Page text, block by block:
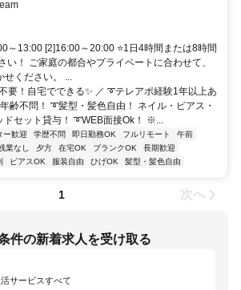
～13:00 [2]16:00～20:00 ⭐1日4時間または8時間
い！ ご家庭の都合やプライベートに合わせて、
せください。 ...
要！自宅でできる✨ ／ ➰テレアポ経験1年以上あ
齢不問！ ➰髪型・髪色自由！ ネイル・ピアス・
ドセット貸与！ ➰WEB面接Ok！ ※...
ー歓迎 学歴不問 即日勤務OK フルリモート
午前
業なし 夕方 在宅OK ブランクOK
長期歓迎
ピアスOK 服装自由 ひげOK 髪型・髪色自由
1 次へ
件の新着求人を受け取る
サービスすべて